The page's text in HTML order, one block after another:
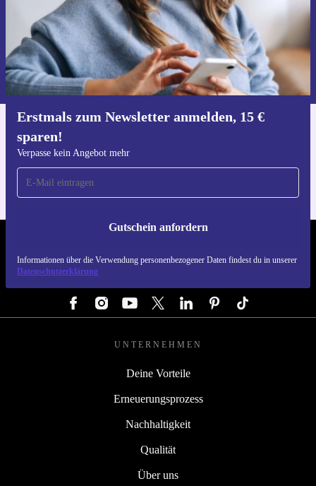
Erstmals zum Newsletter anmelden, 15 €
sparen!
Verpasse kein Angebot mehr
Gutschein anfordern
Informationen über die Verwendung personenbezogener Daten findest du in unserer
Datenschutzerklärung
Gutschein anfordern
Informationen über die Verwendung personenbezogener Daten findest
du in unsererDatenschutzerklärung.
Für iOS und Android
UNTERNEHMEN
Deine Vorteile
Erneuerungsprozess
Nachhaltigkeit
Qualität
Über uns